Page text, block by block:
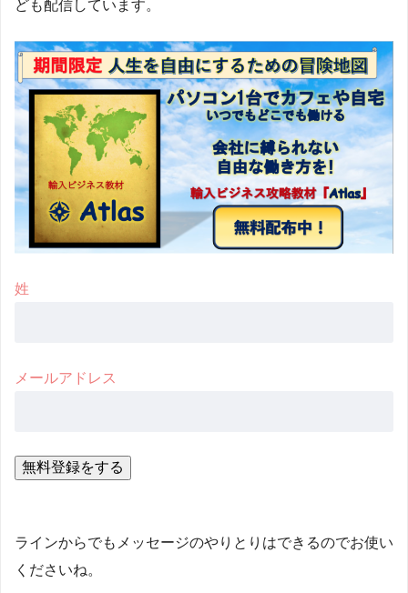
ども配信しています。
姓
メールアドレス
ラインからでもメッセージのやりとりはできるのでお使い
くださいね。